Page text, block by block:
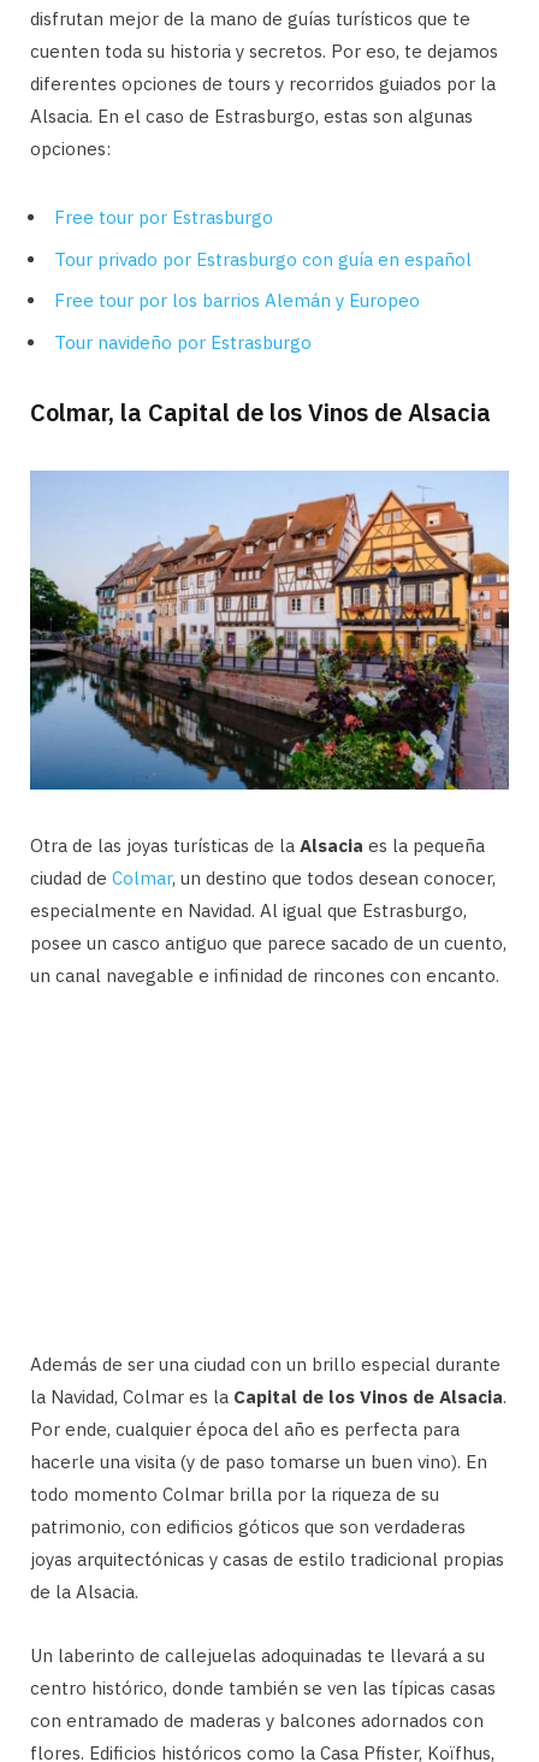
disfrutan mejor de la mano de guías turísticos que te
cuenten toda su historia y secretos. Por eso, te dejamos
diferentes opciones de tours y recorridos guiados por la
Alsacia. En el caso de Estrasburgo, estas son algunas
opciones:
Free tour por Estrasburgo
Tour privado por Estrasburgo con guía en español
Free tour por los barrios Alemán y Europeo
Tour navideño por Estrasburgo
Colmar, la Capital de los Vinos de Alsacia
Otra de las joyas turísticas de la Alsacia es la pequeña
ciudad de Colmar, un destino que todos desean conocer,
especialmente en Navidad. Al igual que Estrasburgo,
posee un casco antiguo que parece sacado de un cuento,
un canal navegable e infinidad de rincones con encanto.
Además de ser una ciudad con un brillo especial durante
la Navidad, Colmar es la Capital de los Vinos de Alsacia.
Por ende, cualquier época del año es perfecta para
hacerle una visita (y de paso tomarse un buen vino). En
todo momento Colmar brilla por la riqueza de su
patrimonio, con edificios góticos que son verdaderas
joyas arquitectónicas y casas de estilo tradicional propias
de la Alsacia.
Un laberinto de callejuelas adoquinadas te llevará a su
centro histórico, donde también se ven las típicas casas
con entramado de maderas y balcones adornados con
flores. Edificios históricos como la Casa Pfister, Koïfhus,